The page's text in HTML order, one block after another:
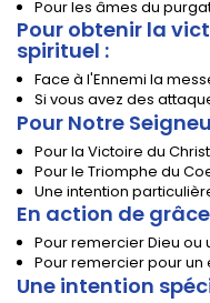
Pour les âmes du
Pour obtenir la
spirituel :
Face à l'Ennemi la
Si vous avez des
Pour Notre
Pour la Victoire du
Pour le Triomphe du
Une intention
En action de
Pour remercier Dieu ou
Pour remercier pour un
Une intention